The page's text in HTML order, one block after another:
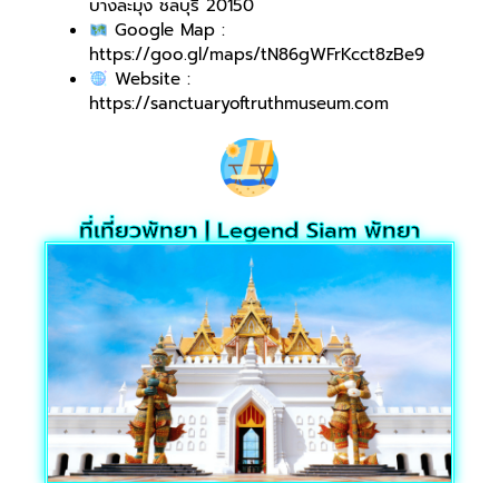
บางละมุง ชลบุรี 20150
Google Map :
https://goo.gl/maps/tN86gWFrKcct8zBe9
Website :
https://sanctuaryoftruthmuseum.com
ที่เที่ยวพัทยา | Legend Siam พัทยา